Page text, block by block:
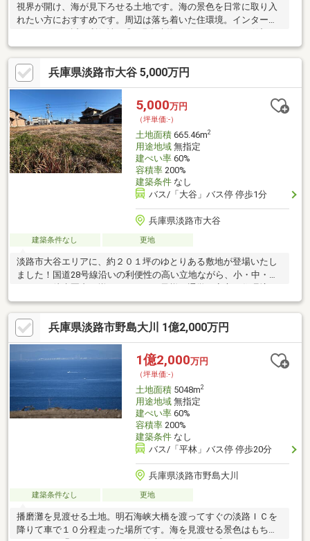
視界が開け、海が見下ろせる土地です。海の景色を日常に取り入
れたい方におすすめです。周辺は落ち着いた住環境。インターや
スーパーにも近く利便性も◎※現在建物がありますが、お引渡し
時は更地にしてお渡しいたします。
兵庫県淡路市大谷 5,000万円
5,000万円
（坪単価:-）
土地面積665.46m2
用途地域無指定
建ぺい率60%
容積率200%
建築条件なし
バス/「大谷」バス停 停歩1分
兵庫県淡路市大谷
建築条件なし 更地
淡路市大谷エリアに、約２０１坪のゆとりある敷地が登場いたし
ました！国道28号線沿いの利便性の高い立地ながら、小・中・高
す。車で8分圏内にはスーパー、ドラッグストア、市役所などの生
活施設が充実。津名一宮ＩＣへも車で7分と県外へのアクセスも極
めて良好です。これだけの広さがあれば、並列駐車スペースの確
保はもちろん、広いお庭や趣味のガレージなどゆとりのある建築
プランが可能です。佐野運動公園も近くスポーツも楽しめ休日を
豊かに過ごせます。淡路島の自然と高い利便性が共存するこの場
所で、理想の暮らしを始めませんか？
兵庫県淡路市野島大川 1億2,000万円
1億2,000万円
（坪単価:-）
土地面積5048m2
用途地域無指定
建ぺい率60%
容積率200%
建築条件なし
バス/「平林」バス停 停歩20分
兵庫県淡路市野島大川
建築条件なし 更地
播磨灘を見渡せる土地。明石海峡大橋を渡ってすぐの淡路ＩＣを
降りて車で１０分程走った場所です。海を見渡せる景色はもちろ